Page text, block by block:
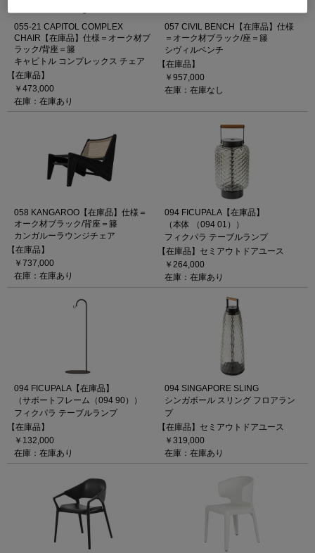
055-21 CAPITOL COMPLEX
CHAIR【在庫品】仕様＝オーク材ブ
ラック/背座＝籐
キャピトル コンプレックス チェア
【在庫品】
￥473,000
在庫：在庫あり
057 CIVIL BENCH【在庫品】仕様
＝オーク材ブラック/座＝籐
シヴィルベンチ
【在庫品】
￥957,000
在庫：在庫なし
058 KANGAROO【在庫品】仕様＝
オーク材ブラック/背座＝籐
カンガルーラウンジチェア
【在庫品】
￥737,000
在庫：在庫あり
094 FICUPALA【在庫品】
（本体 （094 01））
フィクパラ テーブルランプ
【在庫品】セミアウトドアユース
￥264,000
在庫：在庫あり
094 FICUPALA【在庫品】
（サポートフレーム（094 90））
フィクパラ テーブルランプ
【在庫品】
￥132,000
在庫：在庫あり
094 SINGAPORE SLING
シンガボール スリング フロアラン
プ
【在庫品】セミアウトドアユース
￥319,000
在庫：在庫あり